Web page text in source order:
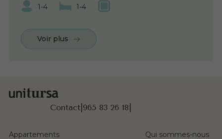
1-4 1-4
Voir plus
Contact 965 83 26 18
Appartements Qui sommes-nous